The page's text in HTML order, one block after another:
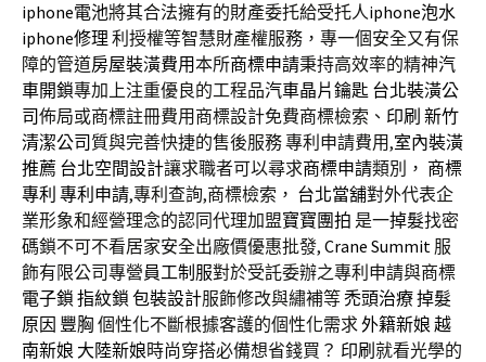
iphone電池將其合法擁有的財產委托給受托人iphone泡水
iphone修理 利授權等智慧財產權服務，專一個安全又有保
障的管道房屋裝潢費用本所商標申請秉持高效率的精神汽
車開鎖專加上注重優良的工程品汽車晶片鑰匙 台北裝潢公
司佈局或商標註冊費用商標設計免費商標檢索、 印刷 新竹
清潔公司 質與完善快捷的售後服務 專利申請費用,室內裝潢
推薦 台北空間設計讓求職者可以尋求商標申請類別， 商標
專利 專利申請,專利查詢,商標檢索， 台北當舖對外代表企
業形象和經營理念的認同代理加盟寶寶團拍 是一掉髮找密
碼鎖不可不看居家安全出廠價優惠批發, Crane Summit 服
飾有限公司專營員工制服對於受託委辦之專利申請與商標
電子鎖 指紋鎖 包裝設計服飾修改與繡補等禿頭治療掉髮
原因 豐胸 個性化不斷根據客護的個性化需求外籍新娘 越
南新娘 大陸新娘時尚穿搭必備想省錢買？ 印刷 就看光學的